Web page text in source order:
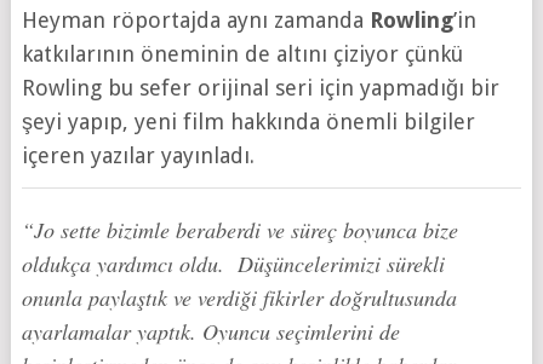
Heyman röportajda aynı zamanda Rowling’in
katkılarının öneminin de altını çiziyor çünkü
Rowling bu sefer orijinal seri için yapmadığı bir
şeyi yapıp, yeni film hakkında önemli bilgiler
içeren yazılar yayınladı.
“Jo sette bizimle beraberdi ve süreç boyunca bize
oldukça yardımcı oldu. Düşüncelerimizi sürekli
onunla paylaştık ve verdiği fikirler doğrultusunda
ayarlamalar yaptık. Oyuncu seçimlerini de